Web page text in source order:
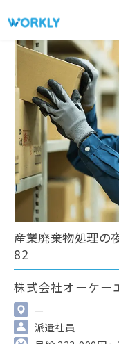
産業廃棄物処理の
82
株式会社オーケー
—
派遣社員